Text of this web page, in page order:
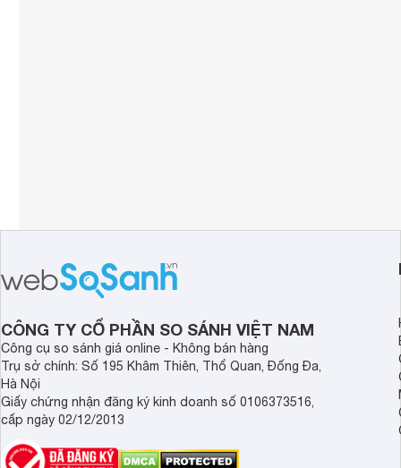
CÔNG TY CỔ PHẦN SO SÁNH VIỆT NAM
Công cụ so sánh giá online - Không bán hàng
Trụ sở chính: Số 195 Khâm Thiên, Thổ Quan, Đống Đa,
Hà Nội
Giấy chứng nhận đăng ký kinh doanh số 0106373516,
cấp ngày 02/12/2013